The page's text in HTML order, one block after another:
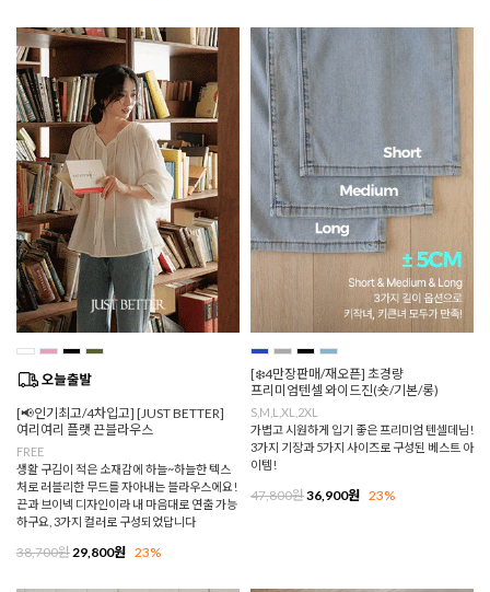
[📢인기최고/4차입고] [JUST BETTER]
여리여리 플랫 끈블라우스
FREE
생활 구김이 적은 소재감에 하늘~하늘한 텍스
처로 러블리한 무드를 자아내는 블라우스에요!
끈과 브이넥 디자인이라 내 마음대로 연출 가능
하구요, 3가지 컬러로 구성되었답니다
38,700원 29,800원 23%
[❄️4만장판매/재오픈] 초경량
프리미엄텐셀 와이드진(숏/기본/롱)
S,M,L,XL,2XL
가볍고 시원하게 입기 좋은 프리미엄 텐셀데님!
3가지 기장과 5가지 사이즈로 구성된 베스트 아
이템!
47,800원36,900원 23%